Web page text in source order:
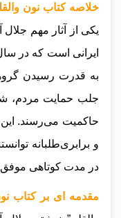
خلاصه کتاب نون
یکی از آثار مهم
به قدرت رسیدن
جلب حمایت مردم،
حاکمیت می‌رسند. این
و برابری‌طلبانه
در مدت کوتاهی
مقدمه ای بر کتاب